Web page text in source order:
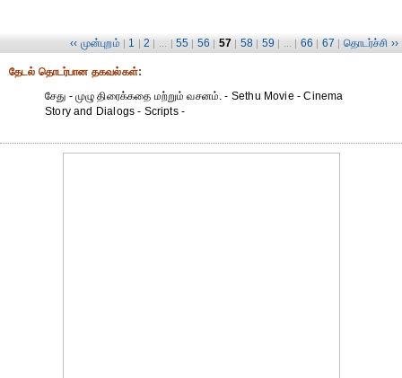
‹‹ முன்புறம் | 1 | 2 | ... | 55 | 56 | 57 | 58 | 59 | ... | 66 | 67 | தொடர்ச்சி ››
தேட‌ல் தொட‌ர்பான தகவ‌ல்க‌ள்:
சேது - முழு திரைக்கதை மற்றும் வசனம். - Sethu Movie - Cinema
Story and Dialogs - Scripts -